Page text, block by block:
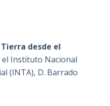
desde el
Instituto Nacional
(INTA), D. Barrado